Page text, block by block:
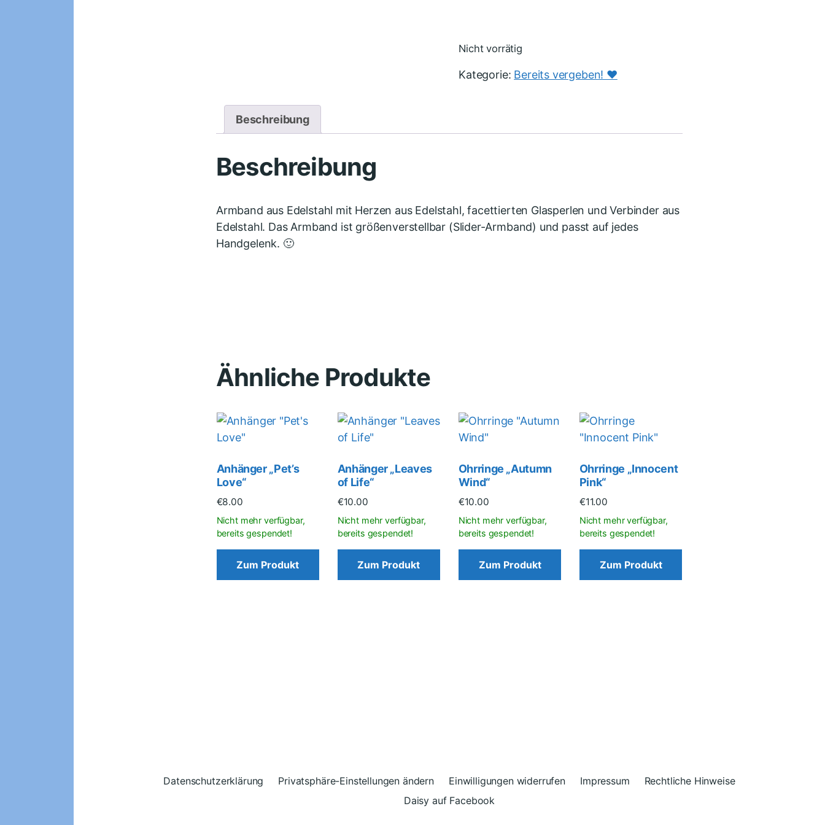
Nicht vorrätig
Kategorie: Bereits vergeben! ♥️
Beschreibung
Beschreibung
Armband aus Edelstahl mit Herzen aus Edelstahl, facettierten Glasperlen und Verbinder aus
Edelstahl. Das Armband ist größenverstellbar (Slider-Armband) und passt auf jedes
Handgelenk. 🙂
Ähnliche Produkte
Anhänger „Pet’s
Love“
€8.00
Zum Produkt
Anhänger „Leaves
of Life“
€10.00
Zum Produkt
Ohrringe „Autumn
Wind“
€10.00
Zum Produkt
Ohrringe „Innocent
Pink“
€11.00
Zum Produkt
Datenschutzerklärung Privatsphäre-Einstellungen ändern Einwilligungen widerrufen Impressum
Rechtliche Hinweise
Daisy auf Facebook